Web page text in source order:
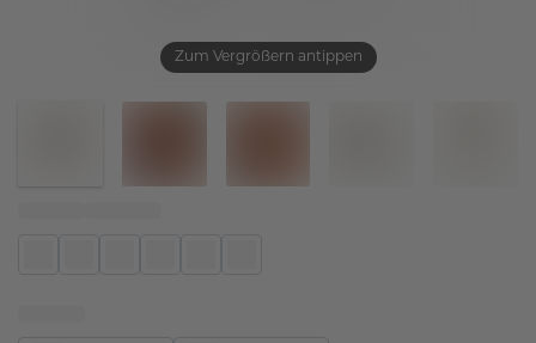
Zum Vergrößern antippen